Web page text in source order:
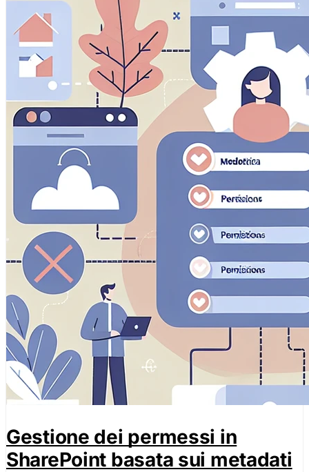
Gestione dei permessi in
SharePoint basata sui metadati
Questi cookie ci permettono di contare le visite e fonti
migliorare le prestazioni del nostro sito. Ci aiutano a
vedere come i visitatori si muovono intorno al sito.
Cookie Marketing
Questi cookie possono essere impostati attraverso il
essere utilizzati da quelle aziende per costruire un
pertinenti su altri siti.
Cookie Preferenze
Questi cookie permettono al sito web di ricordare le
regione in cui ti trovi) e forniscono funzionalità migliorate
Accetta tutti
Solo